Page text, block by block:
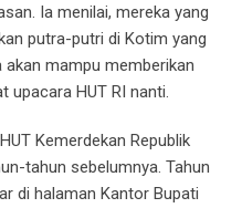
Ia menilai, mereka yang
putra-putri di Kotim yang
akan mampu memberikan
upacara HUT RI nanti.
Kemerdekan Republik
tahun sebelumnya. Tahun
di halaman Kantor Bupati